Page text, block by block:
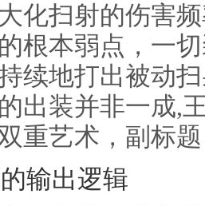
化扫射的伤害
根本弱点，一
续地打出被动
出装并非一成,
重艺术，副标
输出逻辑